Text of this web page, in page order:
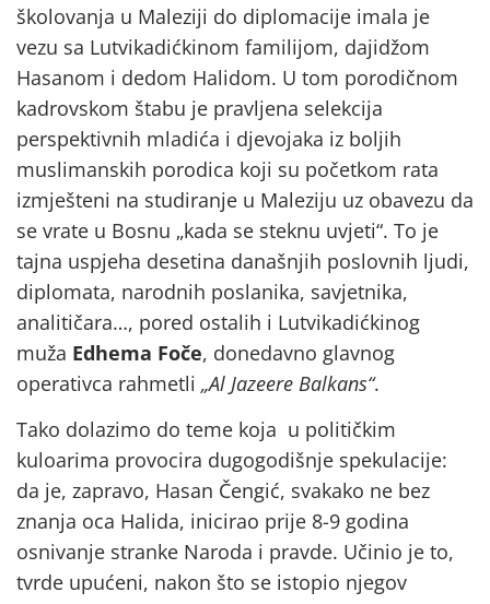
školovanja u Maleziji do diplomacije imala je
vezu sa Lutvikadićkinom familijom, dajidžom
Hasanom i dedom Halidom. U tom porodičnom
kadrovskom štabu je pravljena selekcija
perspektivnih mladića i djevojaka iz boljih
muslimanskih porodica koji su početkom rata
izmješteni na studiranje u Maleziju uz obavezu da
se vrate u Bosnu „kada se steknu uvjeti“. To je
tajna uspjeha desetina današnjih poslovnih ljudi,
diplomata, narodnih poslanika, savjetnika,
analitičara…, pored ostalih i Lutvikadićkinog
muža Edhema Foče, donedavno glavnog
operativca rahmetli „Al Jazeere Balkans“.
Tako dolazimo do teme koja u političkim
kuloarima provocira dugogodišnje spekulacije:
da je, zapravo, Hasan Čengić, svakako ne bez
znanja oca Halida, inicirao prije 8-9 godina
osnivanje stranke Naroda i pravde. Učinio je to,
tvrde upućeni, nakon što se istopio njegov